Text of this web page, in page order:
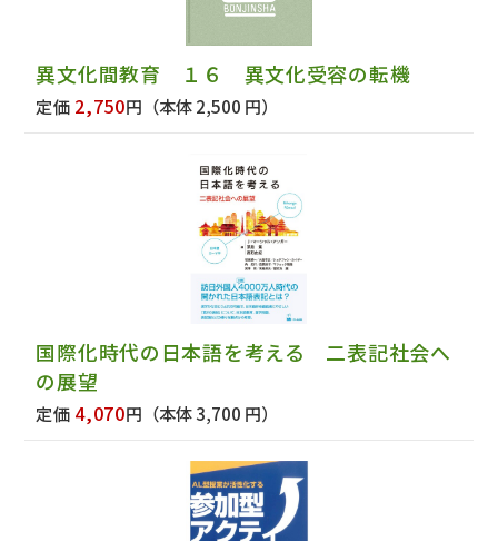
異文化間教育 １６ 異文化受容の転機
定価 2,750円 （本体 2,500 円）
国際化時代の日本語を考える 二表記社会へ
の展望
定価 4,070円 （本体 3,700 円）